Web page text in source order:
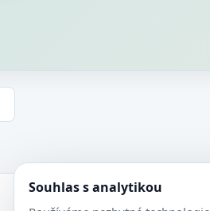
Souhlas s analytikou